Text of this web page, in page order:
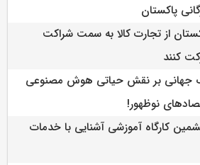
پاکستان
از تجارت کالا به سمت شراکت
کنند
جهانی بر نقش حیاتی هوش مصنوعی
نوظهور!
كارگاه آموزشی آشنایی با خدمات